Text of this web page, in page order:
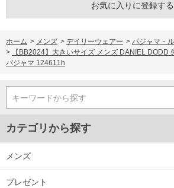
お気に入りに登録する
ホーム > メンズ > デイリーウェアー > パジャマ・
>
【BB2024】大きいサイズ メンズ DANIEL DODD
パジャマ 124611h
キーワードから探す
カテゴリから探す
メンズ
プレゼント